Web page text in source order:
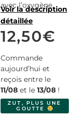
avec l’oxygène.
Voir la description
détaillée
12,50€
Commande
aujourd’hui et
reçois entre le
11/08et le 13/08!
ZUT, PLUS UNE
GOUTTE